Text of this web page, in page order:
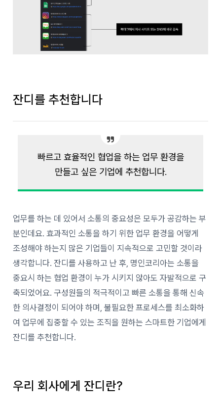
잔디를 추천합니다
빠르고 효율적인 협업을 하는 업무 환경을
만들고 싶은 기업에 추천합니다.
업무를 하는 데 있어서 소통의 중요성은 모두가 공감하는 부
분인데요. 효과적인 소통을 하기 위한 업무 환경을 어떻게
조성해야 하는지 많은 기업들이 지속적으로 고민할 것이라
생각합니다. 잔디를 사용하고 난 후, 명인코리아는 소통을
중요시 하는 협업 환경이 누가 시키지 않아도 자발적으로 구
축되었어요. 구성원들의 적극적이고 빠른 소통을 통해 신속
한 의사결정이 되어야 하며, 불필요한 프로세스를 최소화하
여 업무에 집중할 수 있는 조직을 원하는 스마트한 기업에게
잔디를 추천합니다.
우리 회사에게 잔디란?